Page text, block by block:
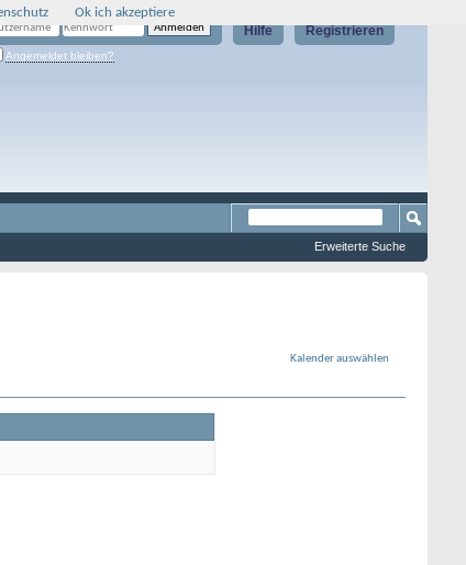
Registrieren
Hilfe
Angemeldet bleiben?
Erweiterte Suche
Kalender auswählen
Ok ich akzeptiere